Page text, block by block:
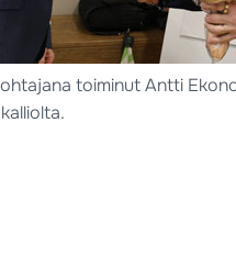
toiminut Antti